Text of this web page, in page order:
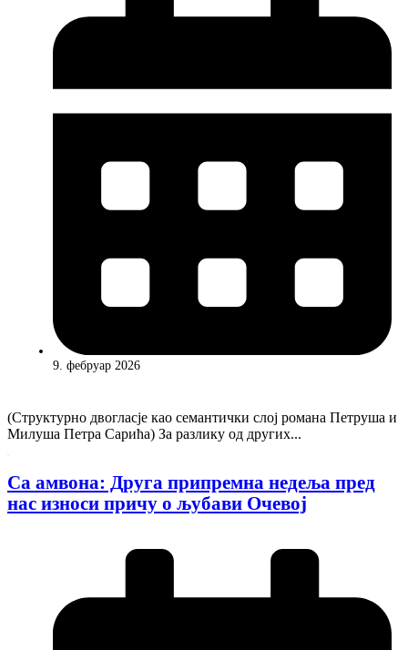
9. фебруар 2026
(Структурно двогласје као семантички слој романа Петруша и
Милуша Петра Сарића) За разлику од других...
Са амвона: Друга припремна недеља пред
нас износи причу о љубави Очевој